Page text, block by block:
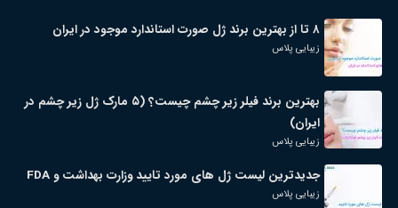
۸ تا از بهترین برند ژل صورت استاندارد موجود در ایران
زیبایی پلاس
بهترین برند فیلر زیر چشم چیست؟ (۵ مارک ژل زیر چشم در
ایران)
زیبایی پلاس
جدیدترین لیست ژل های مورد تایید وزارت بهداشت و FDA
زیبایی پلاس